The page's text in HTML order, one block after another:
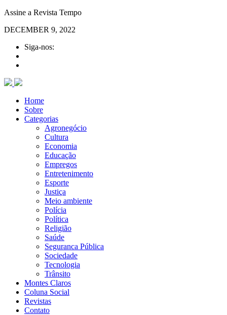
Assine a Revista Tempo
DECEMBER 9, 2022
Siga-nos:
Home
Sobre
Categorias
Agronegócio
Cultura
Economia
Educação
Empregos
Entretenimento
Esporte
Justiça
Meio ambiente
Polícia
Política
Religião
Saúde
Seguranca Pública
Sociedade
Tecnologia
Trânsito
Montes Claros
Coluna Social
Revistas
Contato